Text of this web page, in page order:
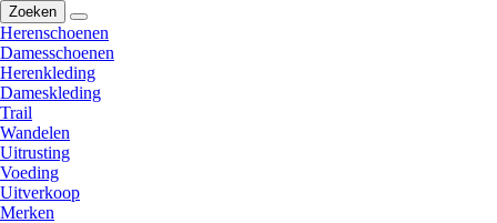
Zoeken
Herenschoenen
Damesschoenen
Herenkleding
Dameskleding
Trail
Wandelen
Uitrusting
Voeding
Uitverkoop
Merken